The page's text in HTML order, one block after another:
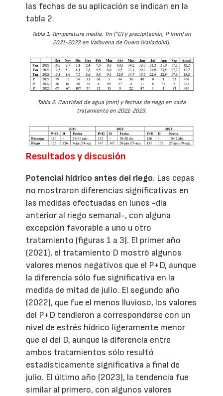
las fechas de su aplicación se indican en la
tabla 2.
Tabla 1. Temperatura media, Tm (°C) y precipitación, P (mm) en
2021-2023 en Valbuena de Duero (Valladolid).
Tabla 2. Cantidad de agua (mm) y fechas de riego en cada
tratamiento en 2021-2023.
Resultados y discusión
Potencial hídrico antes del riego. Las cepas
no mostraron diferencias significativas en
las medidas efectuadas en lunes -día
anterior al riego semanal-, con alguna
excepción favorable a uno u otro
tratamiento (figuras 1 a 3). El primer año
(2021), el tratamiento D mostró algunos
valores menos negativos que el P+D, aunque
la diferencia sólo fue significativa en la
medida de mitad de julio. El segundo año
(2022), que fue el menos lluvioso, los valores
del P+D tendieron a corresponderse con un
nivel de estrés hídrico ligeramente menor
que el del D, aunque la diferencia entre
ambos tratamientos sólo resultó
estadísticamente significativa a final de
julio. El último año (2023), la tendencia fue
similar al primero, con algunos valores